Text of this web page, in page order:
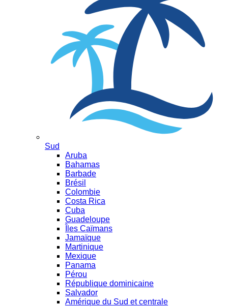
Sud
Aruba
Bahamas
Barbade
Brésil
Colombie
Costa Rica
Cuba
Guadeloupe
Îles Caïmans
Jamaïque
Martinique
Mexique
Panama
Pérou
République dominicaine
Salvador
Amérique du Sud et centrale